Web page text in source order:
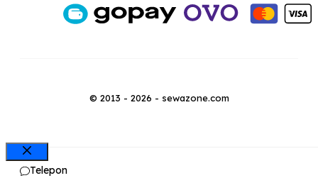
© 2013 - 2026 - sewazone.com
Close
Telepon